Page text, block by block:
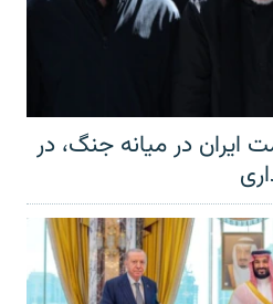
ایران در میانه جنگ، در